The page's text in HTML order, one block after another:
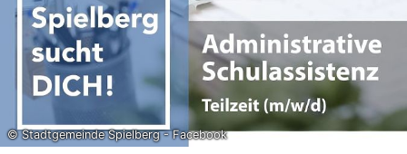
© Stadtgemeinde Spielberg - Facebook